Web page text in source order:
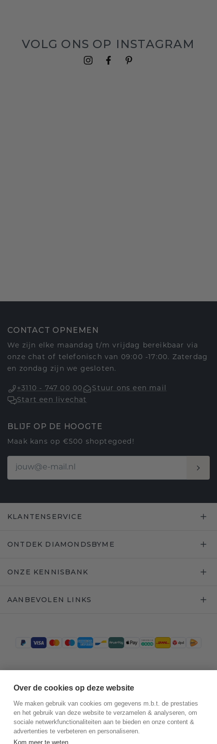
VOLG ONS OP INSTAGRAM
CONTACT OPNEMEN
We zijn elke maandag t/m vrijdag bereikbaar via
onze chat of telefonisch van 09:00 -17:00. Zaterdag
en zondag zijn we gesloten.
+3110 - 747 00 00
Stuur ons een mail
Start een livechat
BLIJF OP DE HOOGTE
Maak kans op €500 shoptegoed!
KLANTENSERVICE
ONTDEK DIAMONDSBYME
ONZE KENNISBANK
AANBEVOLEN LINKS
Over de cookies op deze website
We maken gebruik van cookies om gegevens m.b.t. de prestaties
en het gebruik van deze website te verzamelen & analyseren, om
sociale netwerkfunctionaliteiten aan te bieden en onze content &
advertenties te verbeteren en personaliseren.
Kom meer te weten